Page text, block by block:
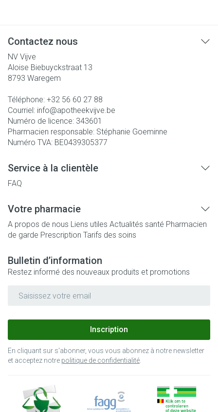
Contactez nous
NV Vijve
Aloise Biebuyckstraat 13
8793 Waregem
Téléphone: +32 56 60 27 88
Courriel: info@apotheekvijve.be
Numéro de licence: 343601
Pharmacien responsable: Stéphanie Goeminne
Numéro TVA: BE0439305377
Service à la clientèle
FAQ
Votre pharmacie
A propos de nous Liens utiles Actualités santé Pharmacien
de garde Prescription Tarifs des soins
Bulletin d’information
Restez informé des nouveaux produits et promotions
Inscription
En cliquant sur s'abonner, vous vous abonnez à notre newsletter
et acceptez notre politique de confidentialité